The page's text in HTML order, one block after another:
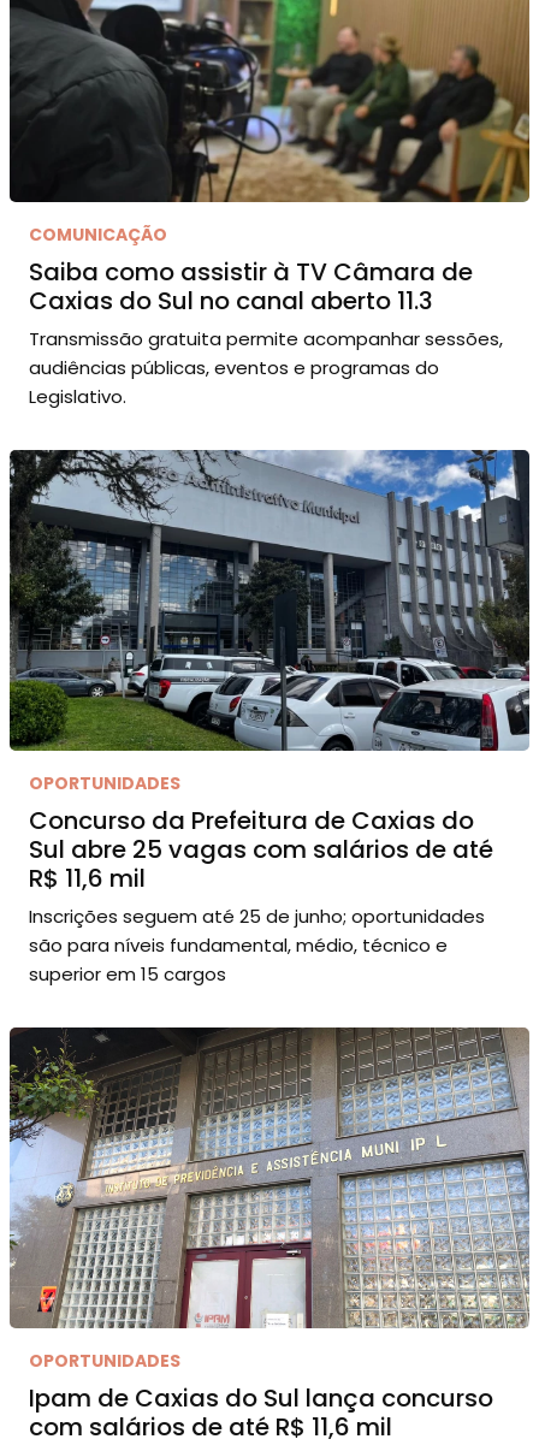
COMUNICAÇÃO
Saiba como assistir à TV Câmara de
Caxias do Sul no canal aberto 11.3
Transmissão gratuita permite acompanhar sessões,
audiências públicas, eventos e programas do
Legislativo.
OPORTUNIDADES
Concurso da Prefeitura de Caxias do
Sul abre 25 vagas com salários de até
R$ 11,6 mil
Inscrições seguem até 25 de junho; oportunidades
são para níveis fundamental, médio, técnico e
superior em 15 cargos
OPORTUNIDADES
Ipam de Caxias do Sul lança concurso
com salários de até R$ 11,6 mil